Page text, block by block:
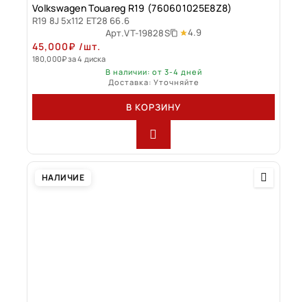
Volkswagen Touareg R19 (760601025E8Z8)
R19 8J 5x112 ET28 66.6
Арт.VT-19828S 4.9
45,000₽ /шт.
180,000₽за 4 диска
В наличии: от 3-4 дней
Доставка: Уточняйте
В КОРЗИНУ
НАЛИЧИЕ